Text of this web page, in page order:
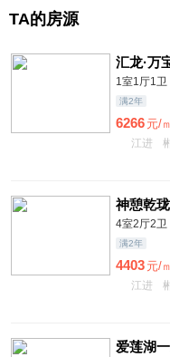
TA的房源
汇龙·万
1室1厅1卫
满2年
6266 元/
江进
神憩乾
4室2厅2卫
满2年
4403 元/
江进
爱莲湖